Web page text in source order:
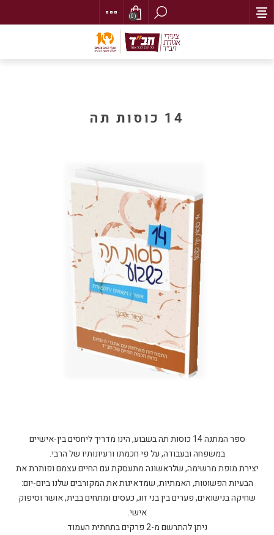
(0)
14 כוסות תה
ספר המתנה 14 כוסות תה בשבוע, הינו מדריך ליחסים בין-אישיים
יצירת מופת מרשימה, שלראשונה מתעסקת עם החיים עצמם ופותרת את
הבעיות הפשוטות, האמתיות, שמדאיגות את המקורבים שלנו ביום-יום:
שחיקה בנישואים, פערים בין בני זוג, כעסים ומתחים בבית, אושר וסיפוק
ניתן להתרשם מ-2 פרקים בתחתית העמוד